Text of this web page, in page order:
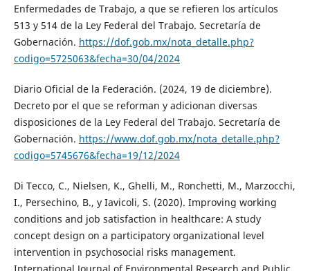
Enfermedades de Trabajo, a que se refieren los artículos
513 y 514 de la Ley Federal del Trabajo. Secretaría de
Gobernación. https://dof.gob.mx/nota_detalle.php?
codigo=5725063&fecha=30/04/2024
Diario Oficial de la Federación. (2024, 19 de diciembre).
Decreto por el que se reforman y adicionan diversas
disposiciones de la Ley Federal del Trabajo. Secretaría de
Gobernación. https://www.dof.gob.mx/nota_detalle.php?
codigo=5745676&fecha=19/12/2024
Di Tecco, C., Nielsen, K., Ghelli, M., Ronchetti, M., Marzocchi,
I., Persechino, B., y Iavicoli, S. (2020). Improving working
conditions and job satisfaction in healthcare: A study
concept design on a participatory organizational level
intervention in psychosocial risks management.